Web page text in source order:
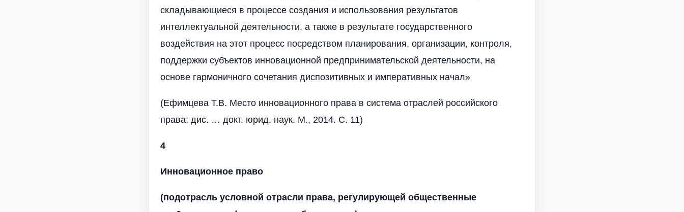
складывающиеся в процессе создания и использования результатов
интеллектуальной деятельности, а также в результате государственного
воздействия на этот процесс посредством планирования, организации, контроля,
поддержки субъектов инновационной предпринимательской деятельности, на
основе гармоничного сочетания диспозитивных и императивных начал»
(Ефимцева Т.В. Место инновационного права в система отраслей российского
права: дис. … докт. юрид. наук. М., 2014. С. 11)
4
Инновационное право
(подотрасль условной отрасли права, регулирующей общественные